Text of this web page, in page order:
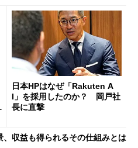
日本HPはなぜ「Rakuten A
I」を採用したのか？ 岡戸社
長に直撃
、収益も得られるその仕組みとは